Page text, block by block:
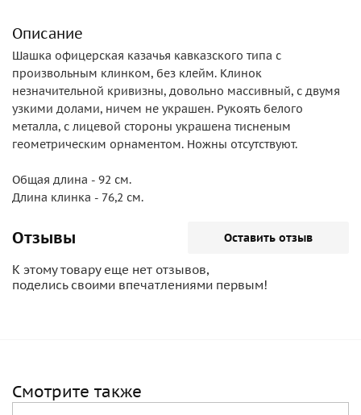
Описание
Шашка офицерская казачья кавказского типа с
произвольным клинком, без клейм. Клинок
незначительной кривизны, довольно массивный, с двумя
узкими долами, ничем не украшен. Рукоять белого
металла, с лицевой стороны украшена тисненым
геометрическим орнаментом. Ножны отсутствуют.
Общая длина - 92 см.
Длина клинка - 76,2 см.
Отзывы Оставить отзыв
К этому товару еще нет отзывов,
поделись своими впечатлениями первым!
Смотрите также